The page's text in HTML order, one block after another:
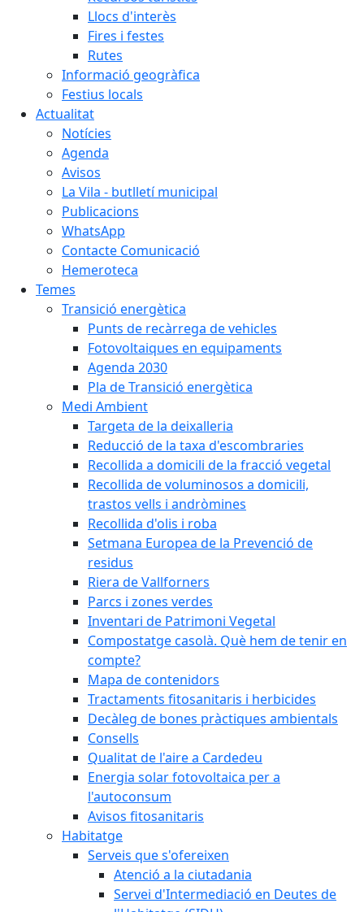
Llocs d'interès
Fires i festes
Rutes
Informació geogràfica
Festius locals
Actualitat
Notícies
Agenda
Avisos
La Vila - butlletí municipal
Publicacions
WhatsApp
Contacte Comunicació
Hemeroteca
Temes
Transició energètica
Punts de recàrrega de vehicles
Fotovoltaiques en equipaments
Agenda 2030
Pla de Transició energètica
Medi Ambient
Targeta de la deixalleria
Reducció de la taxa d'escombraries
Recollida a domicili de la fracció vegetal
Recollida de voluminosos a domicili,
trastos vells i andròmines
Recollida d'olis i roba
Setmana Europea de la Prevenció de
residus
Riera de Vallforners
Parcs i zones verdes
Inventari de Patrimoni Vegetal
Compostatge casolà. Què hem de tenir en
compte?
Mapa de contenidors
Tractaments fitosanitaris i herbicides
Decàleg de bones pràctiques ambientals
Consells
Qualitat de l'aire a Cardedeu
Energia solar fotovoltaica per a
l'autoconsum
Avisos fitosanitaris
Habitatge
Serveis que s'ofereixen
Atenció a la ciutadania
Servei d'Intermediació en Deutes de